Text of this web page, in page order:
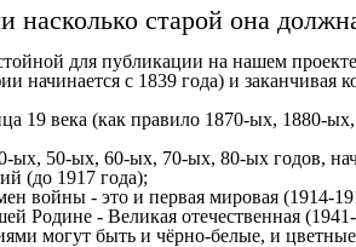
насколько старой она
для публикации на нашем
начинается с 1839 года) и заканчивая
19 века (как правило 1870-ых, 1880-
ых, 50-ых, 60-ых, 70-ых, 80-ых годов,
(до 1917 года);
войны - это и первая мировая (1914-
Родине - Великая отечественная
могут быть и чёрно-белые, и